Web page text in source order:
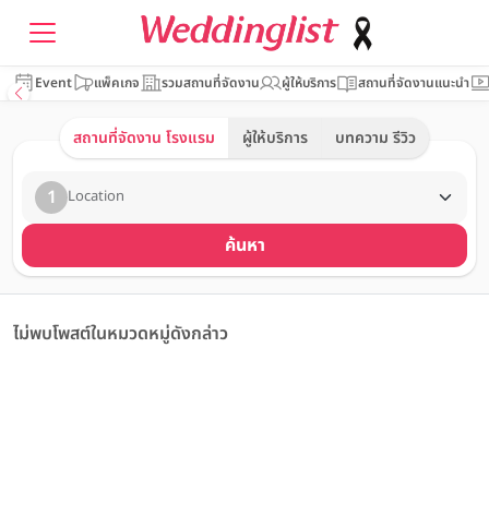
Event แพ็คเกจ รวมสถานที่จัดงาน ผู้ให้บริการ สถานที่จัดงานแนะนำ
สถานที่จัดงาน โรงแรม ผู้ให้บริการ บทความ รีวิว
1 Location
ค้นหา
ไม่พบโพสต์ในหมวดหมู่ดังกล่าว